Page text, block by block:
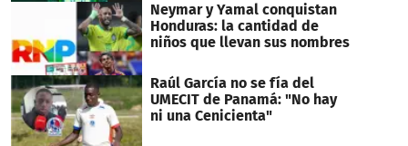
Neymar y Yamal conquistan
Honduras: la cantidad de
niños que llevan sus nombres
Raúl García no se fía del
UMECIT de Panamá: "No hay
ni una Cenicienta"